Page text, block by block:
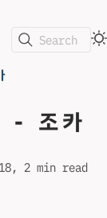
Search
- 조카
2 min read